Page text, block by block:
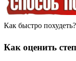
Как быстро
Как оценить